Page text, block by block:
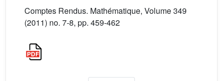
Comptes Rendus. Mathématique, Volume 349
(2011) no. 7-8, pp. 459-462